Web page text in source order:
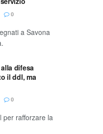
0
a Savona
difesa
il ddl, ma
0
per rafforzare la